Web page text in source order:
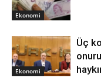
Ekonomi
Ekonomi
Üç